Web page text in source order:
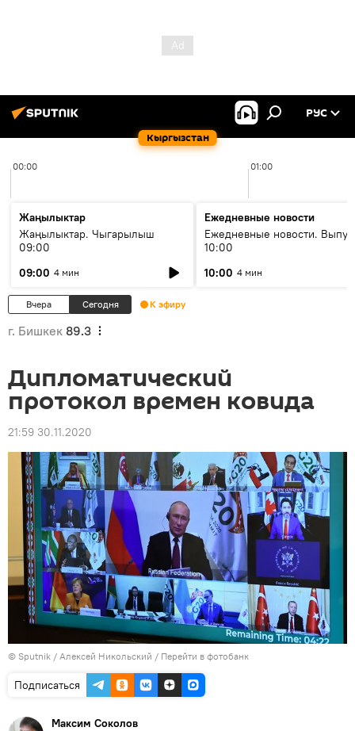
Кыргызстан
РУС
00:00 01:00
Жаңылыктар
Жаңылыктар. Чыгарылыш
09:00
09:00 4 мин
Ежедневные новости
Ежедневные новости.
10:00
10:00 4 мин
Вчера Сегодня К эфиру
г. Бишкек 89.3
Дипломатический
протокол времен ковида
21:59 30.11.2020
© Sputnik / Алексей Никольский / Перейти в фотобанк
Подписаться
Максим Соколов